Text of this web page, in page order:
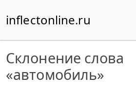
inflectonline.ru
Склонение слова
«автомобиль»